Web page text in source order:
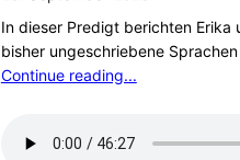
In dieser Predigt berichten Erika
bisher ungeschriebene
Continue reading...